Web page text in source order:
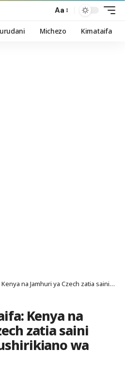
Aa
Michezo Kimataifa
ya Czech zatia saini mkataba wa ushirikiano wa kiuchumi
Kenya na
zatia saini
wa